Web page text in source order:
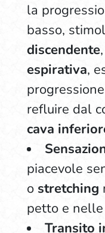
la
basso,
discendente
espirativa,
refluire dal
cava
piacevole
o stretching
petto e
Transito